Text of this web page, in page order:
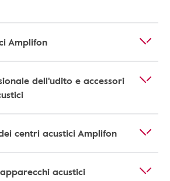
Amplifon
dell'udito e accessori
centri acustici Amplifon
acustici